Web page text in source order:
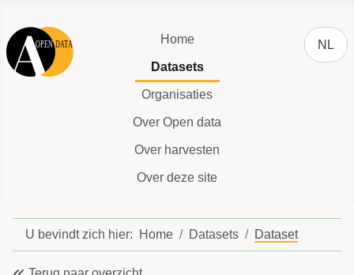
Home
Datasets
Organisaties
Over Open data
Over harvesten
Over deze site
NL
U bevindt zich hier: Home Datasets Dataset